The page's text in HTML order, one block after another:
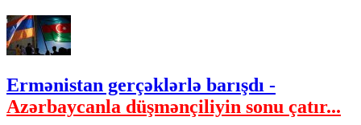
Ermənistan gerçəklərlə barışdı -
Azərbaycanla düşmənçiliyin sonu çatır...